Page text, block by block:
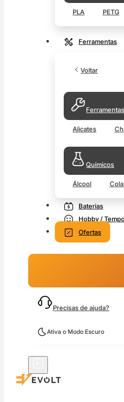
PLA PETG
Ferramentas
Voltar
Alicates
Químicos
Álcool
Baterias
Hobby /
Ofertas
Precisas de ajuda?
Ativa o Modo Escuro